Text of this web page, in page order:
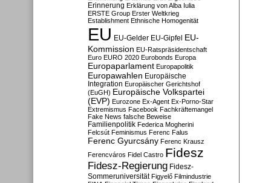
Erinnerung Erklärung von Alba Iulia
ERSTE Group Erster Weltkrieg
Establishment Ethnische Homogenität
EU EU-Gelder EU-Gipfel EU-
Kommission EU-Ratspräsidentschaft
Euro EURO 2020 Eurobonds Europa
Europaparlament Europapolitik
Europawahlen Europäische
Integration Europäischer Gerichtshof
(EuGH) Europäische Volkspartei
(EVP) Eurozone Ex-Agent Ex-Porno-Star
Extremismus Facebook Fachkräftemangel
Fake News falsche Beweise
Familienpolitik Federica Mogherini
Felcsút Feminismus Ferenc Falus
Ferenc Gyurcsány Ferenc Krausz
Ferencváros Fidel Castro Fidesz
Fidesz-Regierung Fidesz-
Sommeruniversität Figyelő Filmindustrie